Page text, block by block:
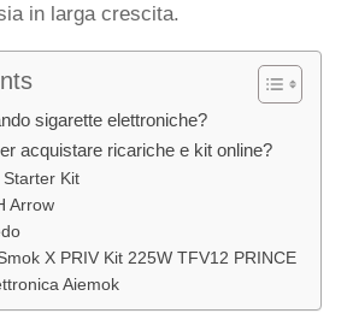
in larga crescita.
sigarette elettroniche?
acquistare ricariche e kit online?
Kit
Arrow
X PRIV Kit 225W TFV12 PRINCE
Aiemok